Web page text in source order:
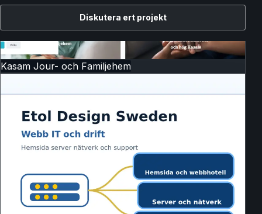
Diskutera ert projekt
Kasam Jour- och Familjehem